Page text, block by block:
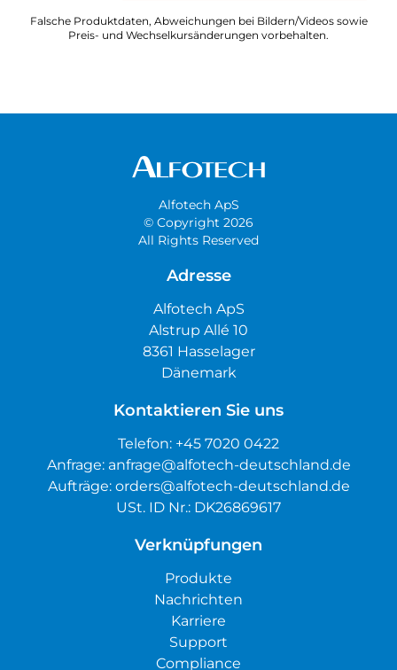
Falsche Produktdaten, Abweichungen bei Bildern/Videos sowie
Preis- und Wechselkursänderungen vorbehalten.
Alfotech ApS
© Copyright 2026
All Rights Reserved
Adresse
Alfotech ApS
Alstrup Allé 10
8361 Hasselager
Dänemark
Kontaktieren Sie uns
Telefon: +45 7020 0422
Anfrage: anfrage@alfotech-deutschland.de
Aufträge: orders@alfotech-deutschland.de
USt. ID Nr.: DK26869617
Verknüpfungen
Produkte
Nachrichten
Karriere
Support
Compliance